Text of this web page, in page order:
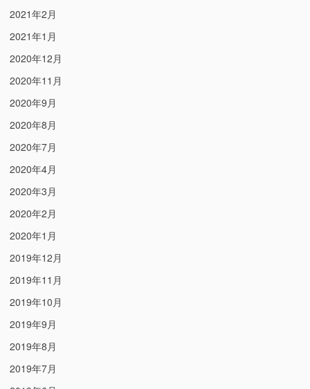
2021年2月
2021年1月
2020年12月
2020年11月
2020年9月
2020年8月
2020年7月
2020年4月
2020年3月
2020年2月
2020年1月
2019年12月
2019年11月
2019年10月
2019年9月
2019年8月
2019年7月